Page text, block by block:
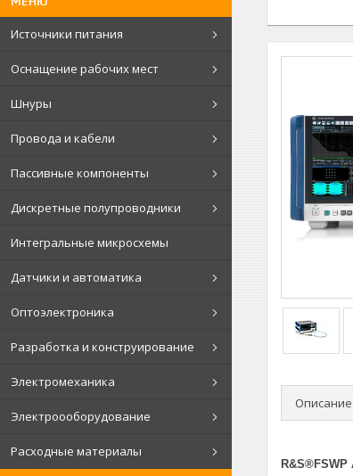
Источники питания
Оснащение рабочих мест
Шнуры
Провода и кабели
Пассивные компоненты
Дискретные полупроводники
Интегральные микросхемы
Датчики и автоматика
Оптоэлектроника
Разработка и конструирование
Электромеханика
Электроооборудование
Расходные материалы
Описание